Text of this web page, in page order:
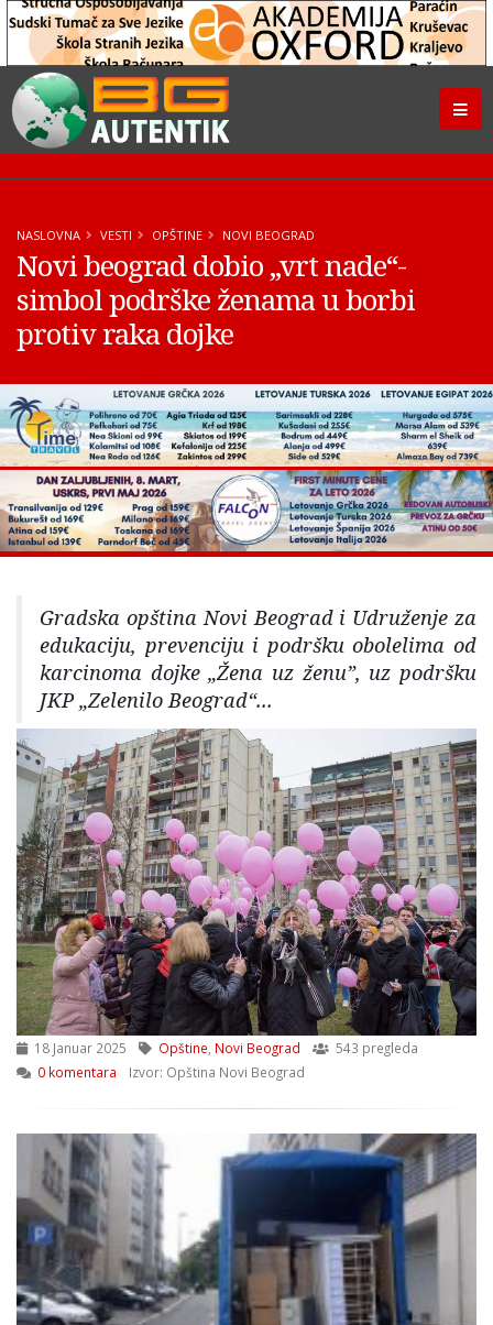
NASLOVNA VESTI OPŠTINE NOVI BEOGRAD
Novi beograd dobio „vrt nade“-
simbol podrške ženama u borbi
protiv raka dojke
Gradska opština Novi Beograd i Udruženje za
edukaciju, prevenciju i podršku obolelima od
karcinoma dojke „Žena uz ženu”, uz podršku
JKP „Zelenilo Beograd“...
18 Januar 2025 Opštine Novi Beograd
543 pregleda
0 komentara
Izvor: Opština Novi Beograd